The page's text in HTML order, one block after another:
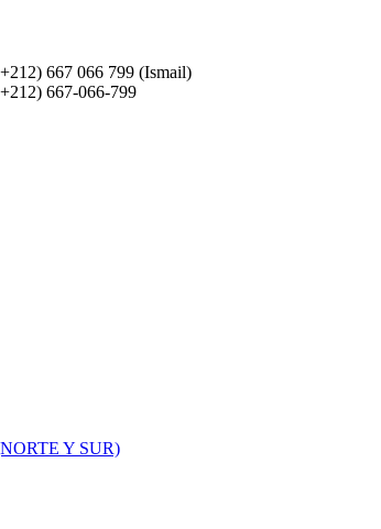
667 066 799 (Ismail)
667-066-799
Y SUR)